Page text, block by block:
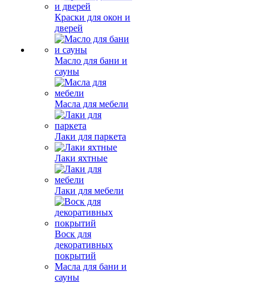
Краски для окон и
дверей
Масло для бани и
сауны
Масла для мебели
Лаки для паркета
Лаки яхтные
Лаки для мебели
Воск для
декоративных
покрытий
Масла для бани и
сауны